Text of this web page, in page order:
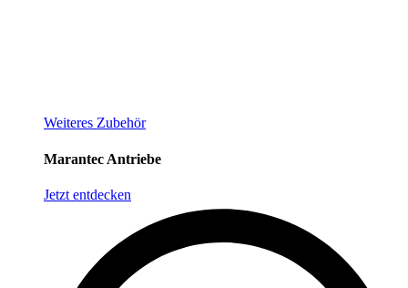
Weiteres Zubehör
Marantec Antriebe
Jetzt entdecken